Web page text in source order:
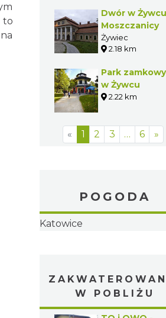
to
Dwór w Żywcu
Moszczanicy
Żywiec
2.18 km
Park zamkowy
w Żywcu
2.22 km
« 1 2 3 … 6 »
POGODA
Katowice
W POBLIŻU